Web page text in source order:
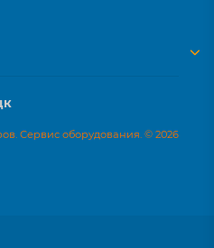
Сервис оборудования. © 2026